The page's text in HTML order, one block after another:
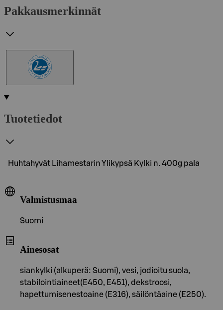
Pakkausmerkinnät
Tuotetiedot
Huhtahyvät Lihamestarin Ylikypsä Kylki n. 400g pala
Valmistusmaa
Suomi
Ainesosat
siankylki (alkuperä: Suomi), vesi, jodioitu suola,
stabilointiaineet(E450, E451), dekstroosi,
hapettumisenestoaine (E316), säilöntäaine (E250).